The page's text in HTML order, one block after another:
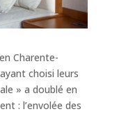
Charente-
choisi leurs
» a doublé en
: l’envolée des